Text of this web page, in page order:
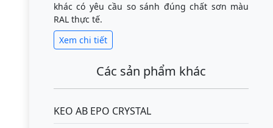
khác có yêu cầu so sánh đúng chất sơn màu
RAL thực tế.
Xem chi tiết
Các sản phẩm khác
KEO AB EPO CRYSTAL